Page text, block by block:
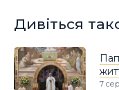
Дивіться
7